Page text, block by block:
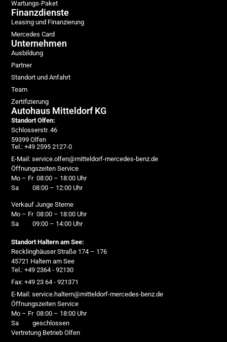
Wartungs-Paket
Finanzdienste
Leasing und Finanzierung
Mercedes Card
Unternehmen
Ausbildung
Partner
Standort und Anfahrt
Team
Zertifizierung
Autohaus Mitteldorf KG
Standort Olfen:
Schlosserstr. 46
59399 Olfen
Tel.: +49 2595 2127-0
E-Mail: service.olfen@mitteldorf-mercedes-benz.de
Öffnungszeiten Service
Mo – Fr 08:00 – 18:00 Uhr
Sa 08:00 – 12:00 Uhr
Verkauf Junge Sterne
Mo – Fr 08:00 – 18:00 Uhr
Sa 09:00 – 14:00 Uhr
Standort Haltern am See:
Recklinghäuser Straße 174 – 176
45721 Haltern am See
Tel.: +49 2364 - 92130
Fax: +49 23 64 - 921371
E-Mail: service.haltern@mitteldorf-mercedes-benz.de
Öffnungszeiten Service
Mo – Fr 08:00 – 18:00 Uhr
Sa geschlossen
Vertretung Betrieb Olfen